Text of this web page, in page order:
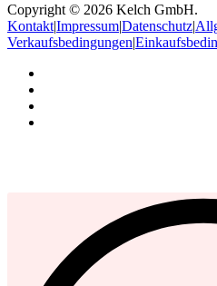
Copyright © 2026 Kelch GmbH.
Kontakt|Impressum|Datenschutz|
Verkaufsbedingungen|